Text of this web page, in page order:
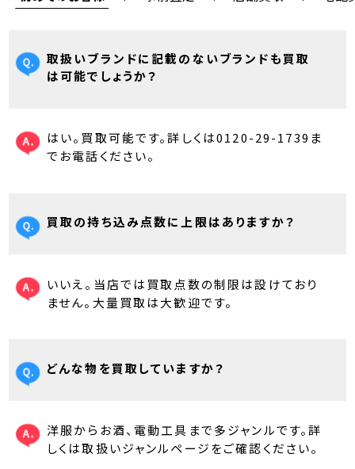
取扱いブランドに記載のないブランドも買取
は可能でしょうか？
はい。買取可能です。詳しくは0120-29-1739ま
でお電話ください。
買取の持ち込み点数に上限はありますか？
いいえ。当店では買取点数の制限は設けており
ません。大量買取は大歓迎です。
どんな物を買取していますか？
洋服からお酒、電動工具まで多ジャンルです。詳
しくは取扱いジャンルページをご確認ください。